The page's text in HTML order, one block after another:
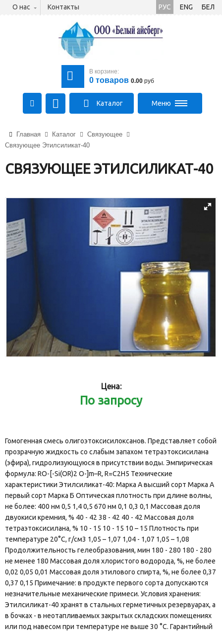
О нас Контакты РУС ENG БЕЛ
В корзине:
0 товаров 0.00 руб
+375 (29) 710-23-43
+375 (33) 315-03-03
aysberg-sales@yandex.by
Каталог Меню
Главная Каталог
Связующее
Связующее Этилсиликат-40
СВЯЗУЮЩЕЕ ЭТИЛСИЛИКАТ-40
Цена:
По запросу
Гомогенная смесь олигоэтоксисилоксанов. Представляет собой
прозрачную жидкость со слабым запахом тетраэтоксисилана
(эфира), гидролизующуюся в присутствии воды. Эмпирическая
формула: RO-[-Si(OR)2 O-]m–R, R=C2H5 Технические
характеристики Этилсиликат-40: Марка А высший сорт Марка А
первый сорт Марка Б Оптическая плотность при длине волны,
не более: 400 нм 0,5 1,4 0,5 670 нм 0,1 0,3 0,1 Массовая доля
двуокиси кремния, % 40 - 42 38 - 42 40 - 42 Массовая доля
тетраэтоксисилана, % 10 - 15 10 - 15 10 – 15 Плотность при
температуре 20°С, г/см3 1,05 – 1,07 1,04 - 1,07 1,05 – 1,08
Продолжительность гелеобразования, мин 180 - 280 180 - 280
не менее 180 Массовая доля хлористого водорода, %, не более
0,02 0,05 0,01 Массовая доля этилового спирта, %, не более 0,37
0,37 0,15 Примечание: в продукте первого сорта допускаются
незначительные механические примеси. Условия хранения:
Этилсиликат-40 хранят в стальных герметичных резервуарах, а
в бочках - в неотапливаемых закрытых складских помещениях
или под навесом при температуре не выше 30 °С. Гарантийный